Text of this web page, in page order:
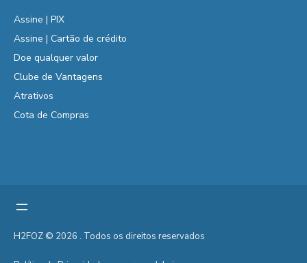
Assine | PIX
Assine | Cartão de crédito
Doe qualquer valor
Clube de Vantagens
Atrativos
Cota de Compras
H2FOZ © 2026 . Todos os direitos reservados